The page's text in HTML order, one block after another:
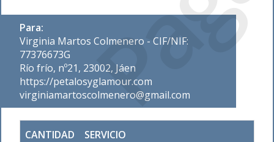
Para:
Virginia Martos Colmenero - CIF/NIF:
77376673G
Río frío, nº21, 23002, Jáen
https://petalosyglamour.com
virginiamartoscolmenero@gmail.com
CANTIDAD SERVICIO